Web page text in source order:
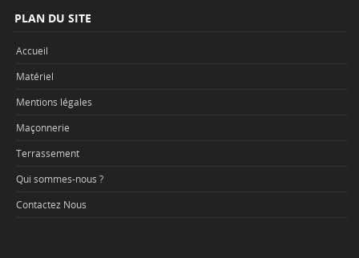
PLAN DU SITE
Accueil
Matériel
Mentions légales
Maçonnerie
Terrassement
Qui sommes-nous ?
Contactez Nous